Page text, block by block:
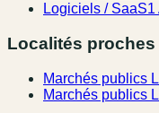
Logiciels / SaaS1
Localités proches
Marchés publics
Marchés publics